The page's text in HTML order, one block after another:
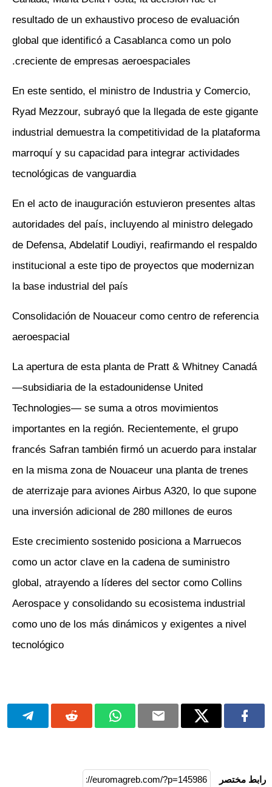
resultado de un exhaustivo proceso de evaluación
global que identificó a Casablanca como un polo
creciente de empresas aeroespaciales.
En este sentido, el ministro de Industria y Comercio,
Ryad Mezzour, subrayó que la llegada de este gigante
industrial demuestra la competitividad de la plataforma
marroquí y su capacidad para integrar actividades
tecnológicas de vanguardia
En el acto de inauguración estuvieron presentes altas
autoridades del país, incluyendo al ministro delegado
de Defensa, Abdelatif Loudiyi, reafirmando el respaldo
institucional a este tipo de proyectos que modernizan
la base industrial del país
Consolidación de Nouaceur como centro de referencia
aeroespacial
La apertura de esta planta de Pratt & Whitney Canadá
—subsidiaria de la estadounidense United
Technologies— se suma a otros movimientos
importantes en la región. Recientemente, el grupo
francés Safran también firmó un acuerdo para instalar
en la misma zona de Nouaceur una planta de trenes
de aterrizaje para aviones Airbus A320, lo que supone
una inversión adicional de 280 millones de euros
Este crecimiento sostenido posiciona a Marruecos
como un actor clave en la cadena de suministro
global, atrayendo a líderes del sector como Collins
Aerospace y consolidando su ecosistema industrial
como uno de los más dinámicos y exigentes a nivel
tecnológico
رابط مختصر